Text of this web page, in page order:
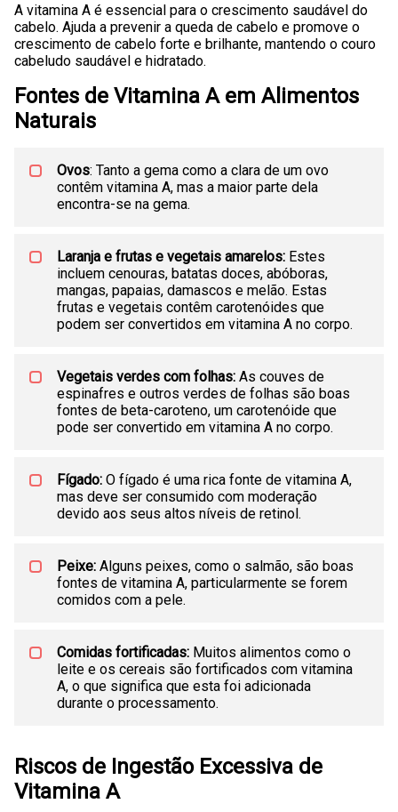
A vitamina A é essencial para o crescimento saudável do
cabelo. Ajuda a prevenir a queda de cabelo e promove o
crescimento de cabelo forte e brilhante, mantendo o couro
cabeludo saudável e hidratado.
Fontes de Vitamina A em Alimentos
Naturais
Ovos: Tanto a gema como a clara de um ovo
contêm vitamina A, mas a maior parte dela
encontra-se na gema.
Laranja e frutas e vegetais amarelos: Estes
incluem cenouras, batatas doces, abóboras,
mangas, papaias, damascos e melão. Estas
frutas e vegetais contêm carotenóides que
podem ser convertidos em vitamina A no corpo.
Vegetais verdes com folhas: As couves de
espinafres e outros verdes de folhas são boas
fontes de beta-caroteno, um carotenóide que
pode ser convertido em vitamina A no corpo.
Fígado: O fígado é uma rica fonte de vitamina A,
mas deve ser consumido com moderação
devido aos seus altos níveis de retinol.
Peixe: Alguns peixes, como o salmão, são boas
fontes de vitamina A, particularmente se forem
comidos com a pele.
Comidas fortificadas: Muitos alimentos como o
leite e os cereais são fortificados com vitamina
A, o que significa que esta foi adicionada
durante o processamento.
Riscos de Ingestão Excessiva de
Vitamina A